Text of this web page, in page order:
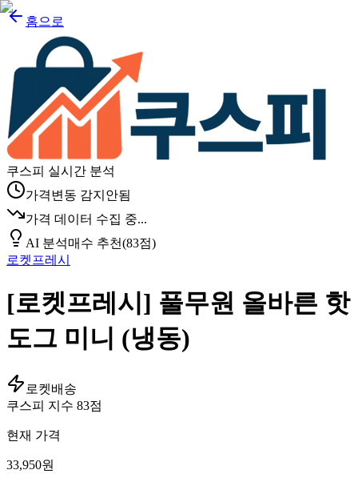
홈으로
쿠스피 실시간 분석
가격변동 감지안됨
가격 데이터 수집 중...
AI 분석매수 추천(83점)
로켓프레시
[로켓프레시] 풀무원 올바른 핫
도그 미니 (냉동)
로켓배송
쿠스피 지수 83점
현재 가격
33,950원